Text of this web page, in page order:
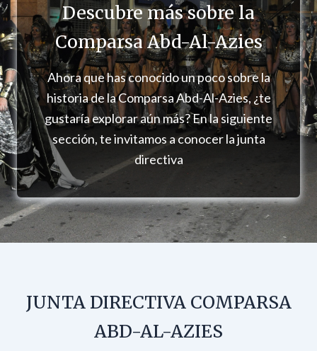
Descubre más sobre la
Comparsa Abd-Al-Azies
Ahora que has conocido un poco sobre la
historia de la Comparsa Abd-Al-Azies, ¿te
gustaría explorar aún más? En la siguiente
sección, te invitamos a conocer la junta
directiva
JUNTA DIRECTIVA COMPARSA
ABD-AL-AZIES